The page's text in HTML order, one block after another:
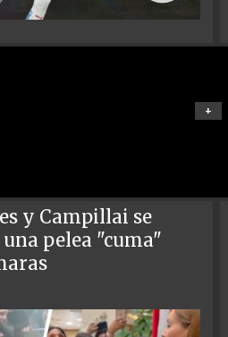
+
y Campillai se
pelea "cuma"